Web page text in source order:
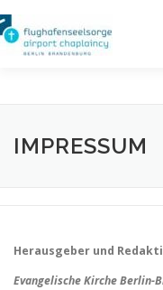
Inhalt
springen
IMPRESSUM
Herausgeber und
Evangelische Kirche Berlin-